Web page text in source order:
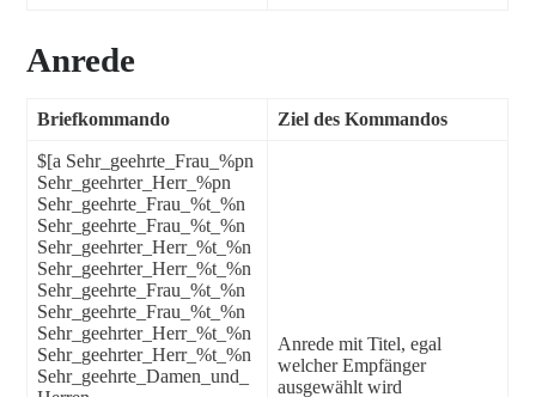
Anrede
Briefkommando Ziel des Kommandos
$[a Sehr_geehrte_Frau_%pn
Sehr_geehrter_Herr_%pn
Sehr_geehrte_Frau_%t_%n
Sehr_geehrte_Frau_%t_%n
Sehr_geehrter_Herr_%t_%n
Sehr_geehrter_Herr_%t_%n
Sehr_geehrte_Frau_%t_%n
Sehr_geehrte_Frau_%t_%n
Sehr_geehrter_Herr_%t_%n
Sehr_geehrter_Herr_%t_%n
Sehr_geehrte_Damen_und_
Anrede mit Titel, egal
welcher Empfänger
ausgewählt wird